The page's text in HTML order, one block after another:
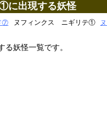
に出現する妖怪
⑦ ヌフィンクス ニギリテ①
妖怪一覧です。